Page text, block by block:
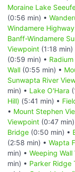
Moraine Lake
(0:56 min) •
Windamere Highway
Banff-Windamere
Viewpoint (1:18 min)
(0:59 min) •
Wall (0:55 min) •
Sunwapta River
min) • Lake O'Hara
Hill) (5:41 min) •
• Mount Stephen
Viewpoint (0:47 min)
Bridge (0:50 min) •
(2:58 min) • Wapta
min) • Weeping
min) • Parker Ridge